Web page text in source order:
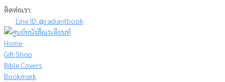
Skip
content
ติดต่อเรา:
Line ID: @radiantbook
Home
Gift Shop
Bible Covers
Bookmark